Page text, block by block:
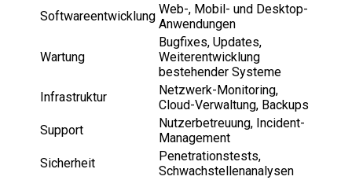
Softwareentwicklung Web-, Mobil- und Desktop-
Anwendungen
Wartung
Bugfixes, Updates,
Weiterentwicklung
bestehender Systeme
Infrastruktur
Netzwerk-Monitoring,
Cloud-Verwaltung, Backups
Support
Nutzerbetreuung, Incident-
Management
Sicherheit
Penetrationstests,
Schwachstellenanalysen